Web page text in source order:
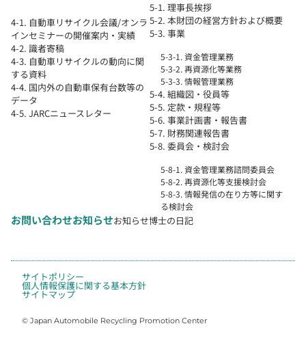
4-1. 自動車リサイクル会議/オンラ
インセミナーの開催案内・実績
4-2. 識者寄稿
4-3. 自動車リサイクルの動向に関
する資料
4-4. 国内外の自動車保有台数等の
データ
4-5. JARCニュースレター
5-1. 理事長挨拶
5-2. 本財団の経営方針および概要
5-3. 事業
5-3-1. 資金管理業務
5-3-2. 再資源化等業務
5-3-3. 情報管理業務
5-4. 組織図・役員等
5-5. 定款・規程等
5-6. 事業計画書・報告書
5-7. 財務関連報告書
5-8. 委員会・検討会
5-8-1. 資金管理業務諮問委員会
5-8-2. 再資源化等支援検討会
5-8-3. 情報発信の在り方等に関す
る検討会
お問い合わせお知らせお知らせ博士の日記
サイトポリシー
個人情報保護に関する基本方針
サイトマップ
© Japan Automobile Recycling Promotion Center